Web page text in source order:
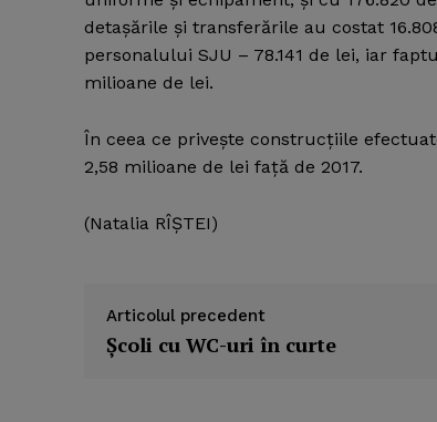
detaşările şi transferările au costat
personalului SJU – 78.141 de lei, iar
milioane de lei.
În ceea ce priveşte construcţiile
2,58 milioane de lei faţă de 2017.
(Natalia RÎŞTEI)
Articolul precedent
Şcoli cu WC-uri în curte